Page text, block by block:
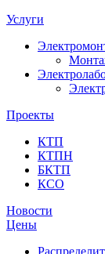
Услуги
Проекты
КТП
КТПН
БКТП
КСО
Новости
Цены